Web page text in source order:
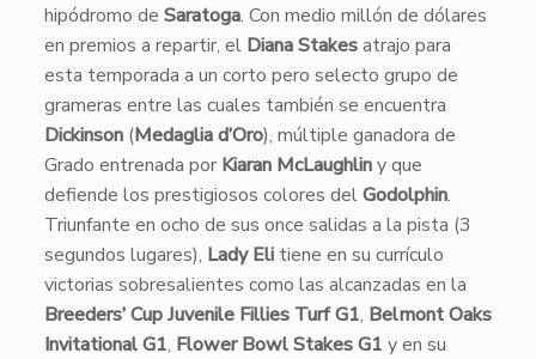
hipódromo de Saratoga. Con medio millón de dólares
en premios a repartir, el Diana Stakesatrajo para
esta temporada a un corto pero selecto grupo de
grameras entre las cuales también se encuentra
Dickinson (Medaglia d’Oro), múltiple ganadora de
Grado entrenada por Kiaran McLaughliny que
defiende los prestigiosos colores delGodolphin.
​Triunfante en ocho de sus once salidas a la pista (3
segundos lugares), Lady Elitiene en su currículo
victorias sobresalientes como las alcanzadas en la
Breeders’ Cup Juvenile Fillies Turf G1, Belmont Oaks
Invitational G1, Flower Bowl Stakes G1 y en su